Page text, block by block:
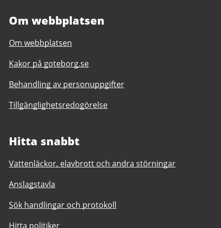
Om webbplatsen
Om webbplatsen
Kakor på goteborg.se
Behandling av personuppgifter
Tillgänglighetsredogörelse
Hitta snabbt
Vattenläckor, elavbrott och andra störningar
Anslagstavla
Sök handlingar och protokoll
Hitta politiker